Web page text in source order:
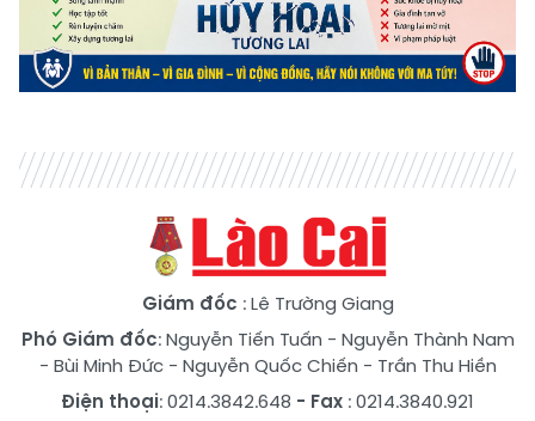
Giám đốc : Lê Trường Giang
Phó Giám đốc:Nguyễn Tiến Tuấn - Nguyễn Thành Nam
- Bùi Minh Đức- Nguyễn Quốc Chiến - Trần Thu Hiền
Điện thoại: 0214.3842.648 - Fax : 0214.3840.921